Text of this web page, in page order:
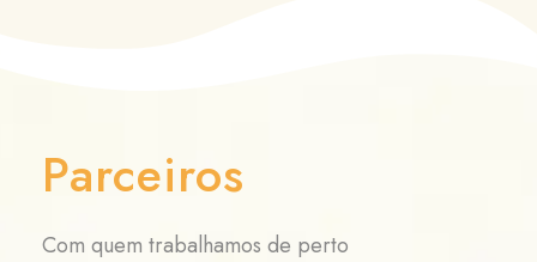
Parceiros
Com quem trabalhamos de perto